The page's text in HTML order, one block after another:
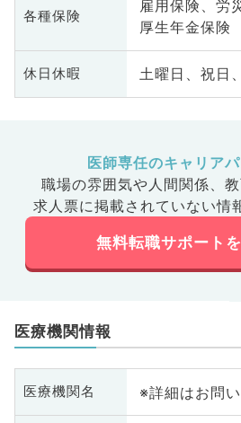
各種保険
雇用保険、労
厚生年金保険
休日休暇 土曜日、祝日
医師専任のキャリア
職場の雰囲気や人間関係、
求人票に掲載されていない情
無料転職サポート
医療機関情報
医療機関名 ※詳細はお問